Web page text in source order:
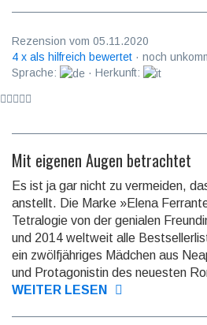
Rezension vom 05.11.2020
4 x als hilfreich bewertet · noch
Sprache:
· Herkunft:
Mit eigenen Augen betrachtet
Es ist ja gar nicht zu vermeiden,
anstellt. Die Marke »Elena
Tetra­logie von der genialen
und 2014 weltweit alle
ein zwölf­jähriges Mädchen aus
und Protago­nistin des neuesten
WEITER LESEN